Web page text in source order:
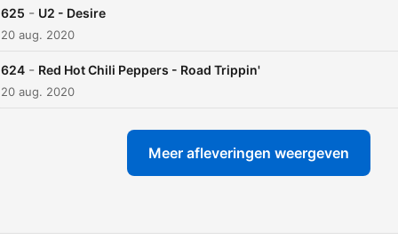
625 - U2 - Desire
20 aug. 2020
624 - Red Hot Chili Peppers - Road Trippin'
20 aug. 2020
Meer afleveringen weergeven